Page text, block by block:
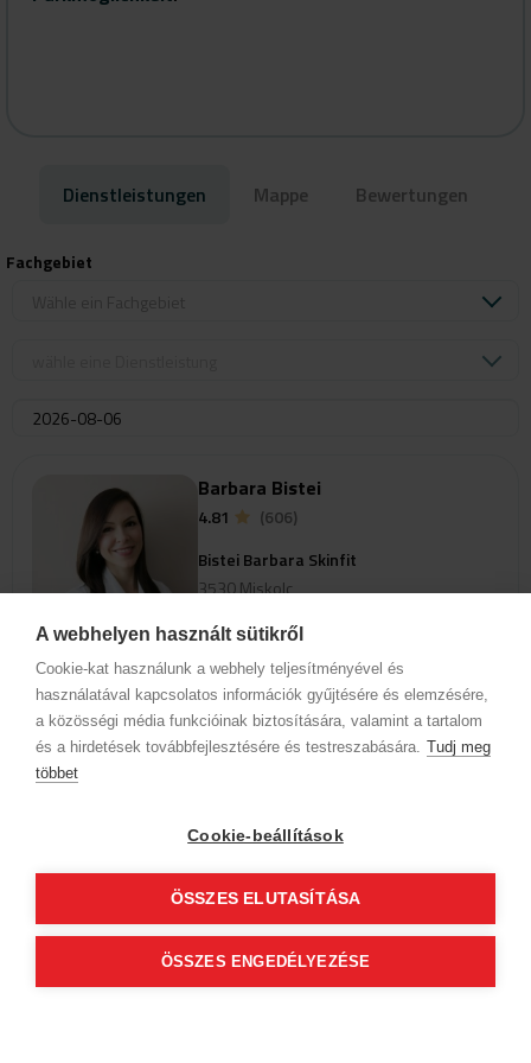
A webhelyen használt sütikről
Cookie-kat használunk a webhely teljesítményével és
használatával kapcsolatos információk gyűjtésére és elemzésére,
a közösségi média funkcióinak biztosítására, valamint a tartalom
és a hirdetések továbbfejlesztésére és testreszabására. Tudj meg
többet
Cookie-beállítások
ÖSSZES ELUTASÍTÁSA
ÖSSZES ENGEDÉLYEZÉSE
Dienstleistungen Mappe Bewertungen
Fachgebiet
Profil anzeigen
Um verfügbare Online-Termine
Barbara Bistei
4.81
(606)
Bistei Barbara Skinfit
3530 Miskolc
Firmendaten Datenschutz Verhaltenskodex Kontakt
Folge uns!